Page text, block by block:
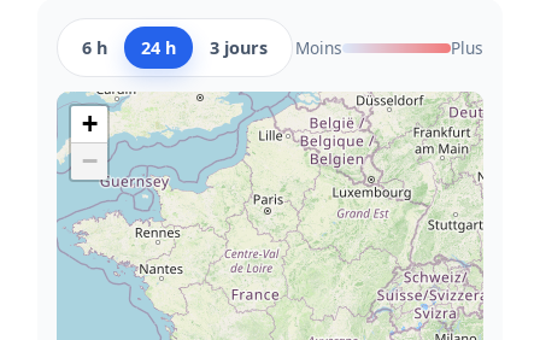
6 h 24 h 3 jours Moins Plus
+
−